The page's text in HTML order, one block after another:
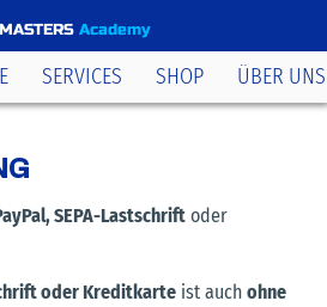
Academy
SERVICES SHOP ÜBER UNS
SEPA-Lastschrift oder
oder Kreditkarte ist auch ohne